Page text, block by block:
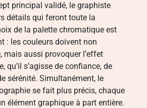
principal validé, le graphiste
détails qui feront toute la
de la palette chromatique est
: les couleurs doivent non
mais aussi provoquer l’effet
qu’il s’agisse de confiance, de
sérénité. Simultanément, le
se fait plus précis, chaque
élément graphique à part entière.